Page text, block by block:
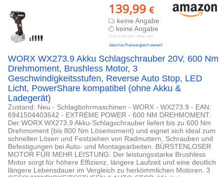
139,99 €
keine Angabe
keine Angabe
Preis kann jetzt höher sein
Jetzt live Preisvergleich starten!
WORX WX273.9 Akku Schlagschrauber 20V, 600 Nm
Drehmoment, Brushless Motor, 3
Geschwindigkeitsstufen, Reverse Auto Stop, LED
Licht, PowerShare kompatibel (ohne Akku &
Ladegerät)
Zustand: Neu - Schlagbohrmaschinen - WORX - WX273.9 - EAN:
6941504403642 - EXTREME POWER - 600 NM DREHMOMENT:
Der WORX WX273.9 Akku-Schlagschrauber liefert bis zu 600 Nm
Drehmoment (bis 800 Nm Lösemoment) und eignet sich ideal zum
schnellen Lösen und Festziehen von Radmuttern, Schrauben und
Befestigungen bei Auto- und Montagearbeiten. BÜRSTENLOSER
MOTOR FÜR MEHR LEISTUNG: Der leistungsstarke Brushless
Motor sorgt für höhere Effizienz, längere Laufzeit und eine deutlich
längere Lebensdauer im Vergleich zu herkömmlichen Motoren. 3